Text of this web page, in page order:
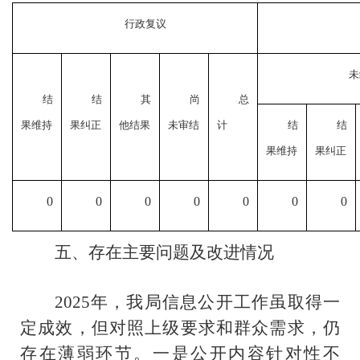
行政复议
结
果维持
结
果纠正
其
他结果
尚
未审结
总
计 结
果维持
结
果纠正
0 0 0 0 0 0 0
五、存在主要问题及改进情况
2025年，我局信息公开工作虽取得一
定成效，但对照上级要求和群众需求，仍
存在薄弱环节。一是公开内容针对性不